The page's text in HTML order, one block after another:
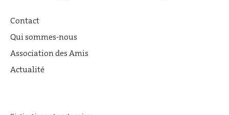
Contact
Qui sommes-nous
Association des Amis
Actualité